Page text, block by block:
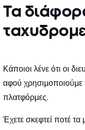
Τα
Κάποιοι λένε ότι οι
αφού χρησιμοποιούμε
πλατφόρμες.
Έχετε σκεφτεί ποτέ τα